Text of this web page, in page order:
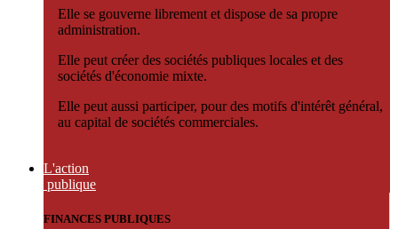
Elle se gouverne librement et dispose de sa propre
administration.
Elle peut créer des sociétés publiques locales et des
sociétés d'économie mixte.
Elle peut aussi participer, pour des motifs d'intérêt général,
au capital de sociétés commerciales.
L'action
publique
FINANCES PUBLIQUES